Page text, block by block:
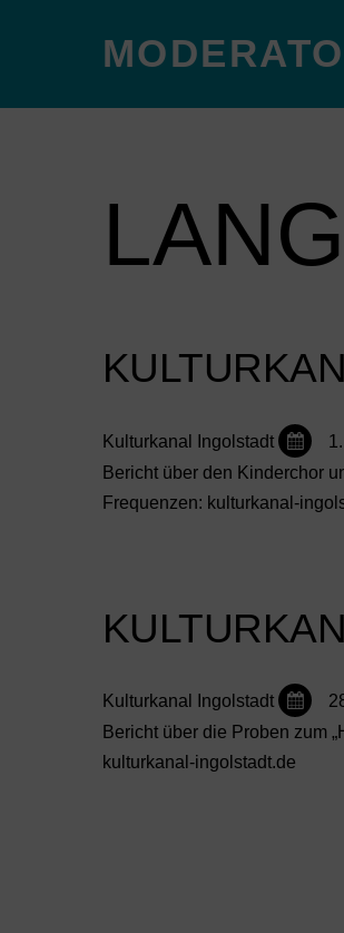
Kulturkanal Ingolstadt
Bericht über den Kinderchor
Frequenzen: kulturkanal-
Kulturkanal Ingolstadt
Bericht über die Proben zum
kulturkanal-ingolstadt.de